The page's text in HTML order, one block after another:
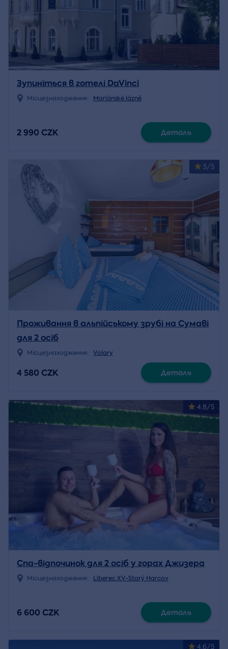
Зупиніться в готелі DaVinci
Місцезнаходження: Mariánské lázně
2 990 CZK Деталь
5/5
Проживання в альпійському зрубі на Сумаві
для 2 осіб
Місцезнаходження: Volary
4 580 CZK Деталь
4.8/5
Спа-відпочинок для 2 осіб у горах Джизера
Місцезнаходження: Liberec XV-Starý Harcov
6 600 CZK Деталь
4.6/5